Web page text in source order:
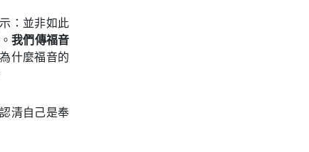
：並非如此
我們傳福音
什麼福音的
清自己是奉